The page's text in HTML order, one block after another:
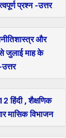
प्रश्न -उत्तर
और
जुलाई माह के
हिंदी , शैक्षणिक
मासिक विभाजन